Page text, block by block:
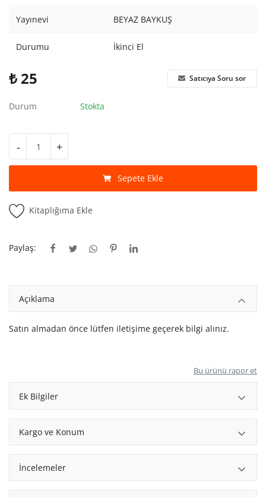
Mitoloji Efsane
Diğer
Destek Merkezi
Mağazalar
Blog
İletişim
Yayınevi BEYAZ BAYKUŞ
Durumu İkinci El
₺ 25 Satıcıya Soru sor
Durum Stokta
- +
Sepete Ekle
Kitaplığıma Ekle
Paylaş:
Açıklama
Satın almadan önce lütfen iletişime geçerek bilgi alınız.
Bu ürünü rapor et
Ek Bilgiler
Kargo ve Konum
İncelemeler